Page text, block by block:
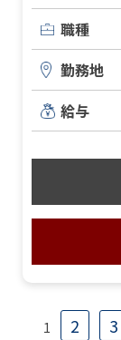
職種
勤務地
給与
1 2 3